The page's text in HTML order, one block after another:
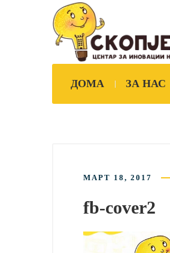
ДОМА ЗА НАС
МАРТ 18, 2017
fb-cover2